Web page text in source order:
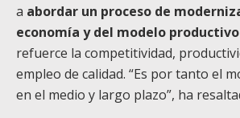
a abordar un proceso de
economía y del modelo
refuerce la competitividad,
empleo de calidad. “Es por tanto el
en el medio y largo plazo”, ha